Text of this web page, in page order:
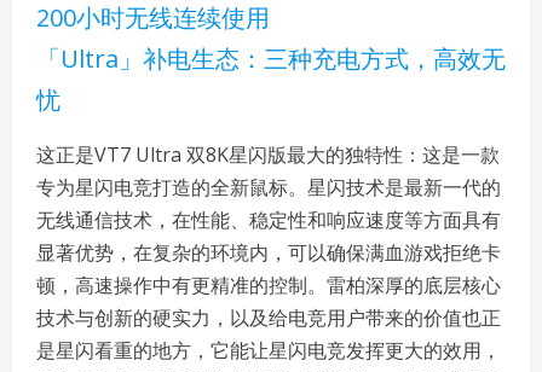
200小时无线连续使用
「Ultra」补电生态：三种充电方式，高效无
忧
这正是VT7 Ultra 双8K星闪版最大的独特性：这是一款
专为星闪电竞打造的全新鼠标。星闪技术是最新一代的
无线通信技术，在性能、稳定性和响应速度等方面具有
显著优势，在复杂的环境内，可以确保满血游戏拒绝卡
顿，高速操作中有更精准的控制。雷柏深厚的底层核心
技术与创新的硬实力，以及给电竞用户带来的价值也正
是星闪看重的地方，它能让星闪电竞发挥更大的效用，